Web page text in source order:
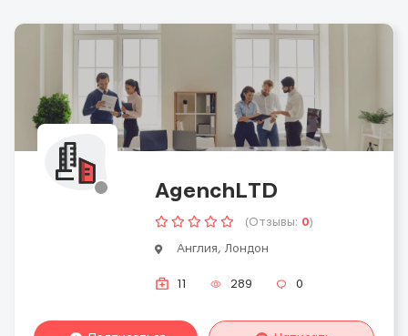
АgеnchLТD
(Отзывы: 0)
Англия, Лондон
11 289 0